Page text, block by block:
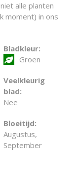
alle planten
moment) in ons
Bladkleur:
Groen
Veelkleurig
blad:
Nee
Bloeitijd:
Augustus,
September